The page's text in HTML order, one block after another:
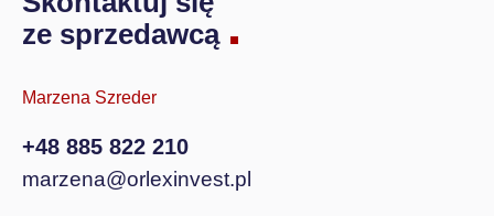
ze sprzedawcą
Marzena Szreder
+48 885 822 210
marzena@orlexinvest.pl